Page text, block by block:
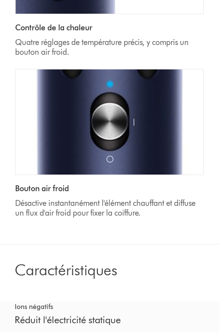
Contrôle de la chaleur
Quatre réglages de température précis, y compris un
bouton air froid.
Bouton air froid
Désactive instantanément l'élément chauffant et diffuse
un flux d'air froid pour fixer la coiffure.
Caractéristiques
Ions négatifs
Réduit l'électricité statique